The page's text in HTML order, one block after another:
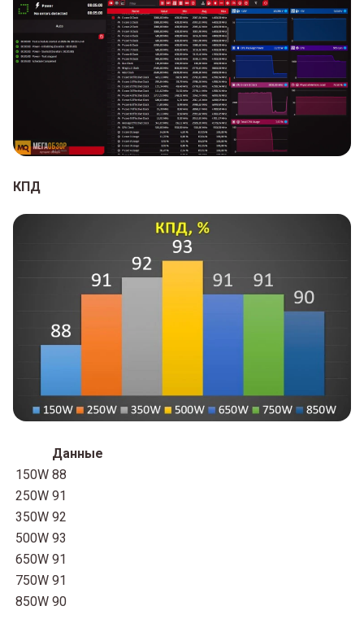
КПД
Данные
150W 88
250W 91
350W 92
500W 93
650W 91
750W 91
850W 90